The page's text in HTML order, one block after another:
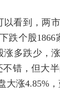
到，两市
跌个股
多跌少，
错，但大
大涨4.85%